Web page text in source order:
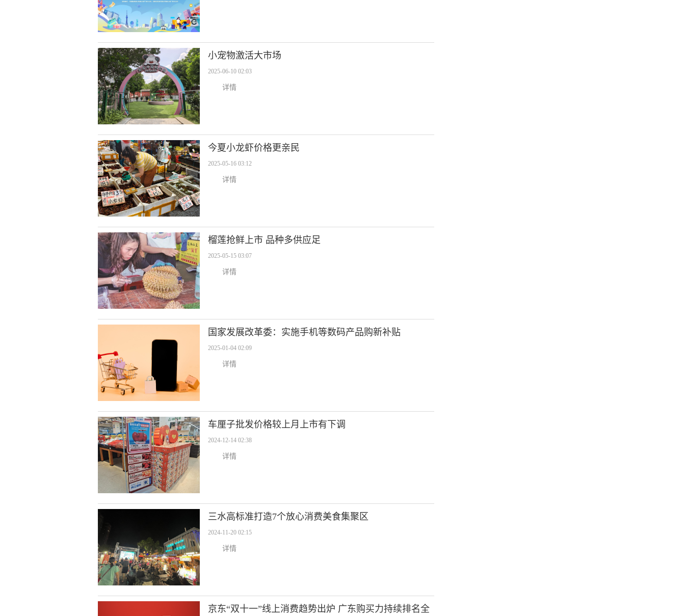
小宠物激活大市场
2025-06-10 02:03
详情
今夏小龙虾价格更亲民
2025-05-16 03:12
详情
榴莲抢鲜上市 品种多供应足
2025-05-15 03:07
详情
国家发展改革委：实施手机等数码产品购新补贴
2025-01-04 02:09
详情
车厘子批发价格较上月上市有下调
2024-12-14 02:38
详情
三水高标准打造7个放心消费美食集聚区
2024-11-20 02:15
详情
京东“双十一”线上消费趋势出炉 广东购买力持续排名全